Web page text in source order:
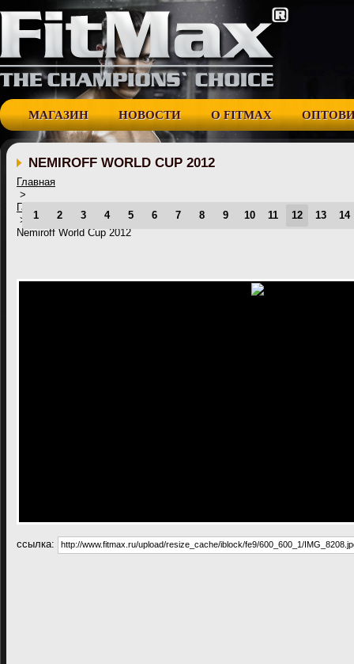
МАГАЗИН НОВОСТИ О FITMAX
NEMIROFF WORLD CUP 2012
Главная
>
Галерея
>
Nemiroff World Cup 2012
cсылка:
1 2 3 4 5 6 7 8 9 10 11 12 13 14